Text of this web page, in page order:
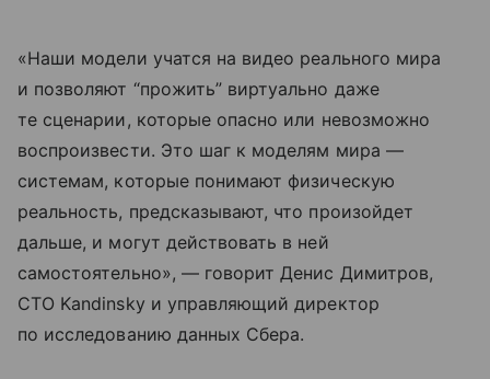
«Наши модели учатся на видео реального мира
и позволяют “прожить” виртуально даже
те сценарии, которые опасно или невозможно
воспроизвести. Это шаг к моделям мира —
системам, которые понимают физическую
реальность, предсказывают, что произойдет
дальше, и могут действовать в ней
самостоятельно», — говорит Денис Димитров,
CTO Kandinsky и управляющий директор
по исследованию данных Сбера.